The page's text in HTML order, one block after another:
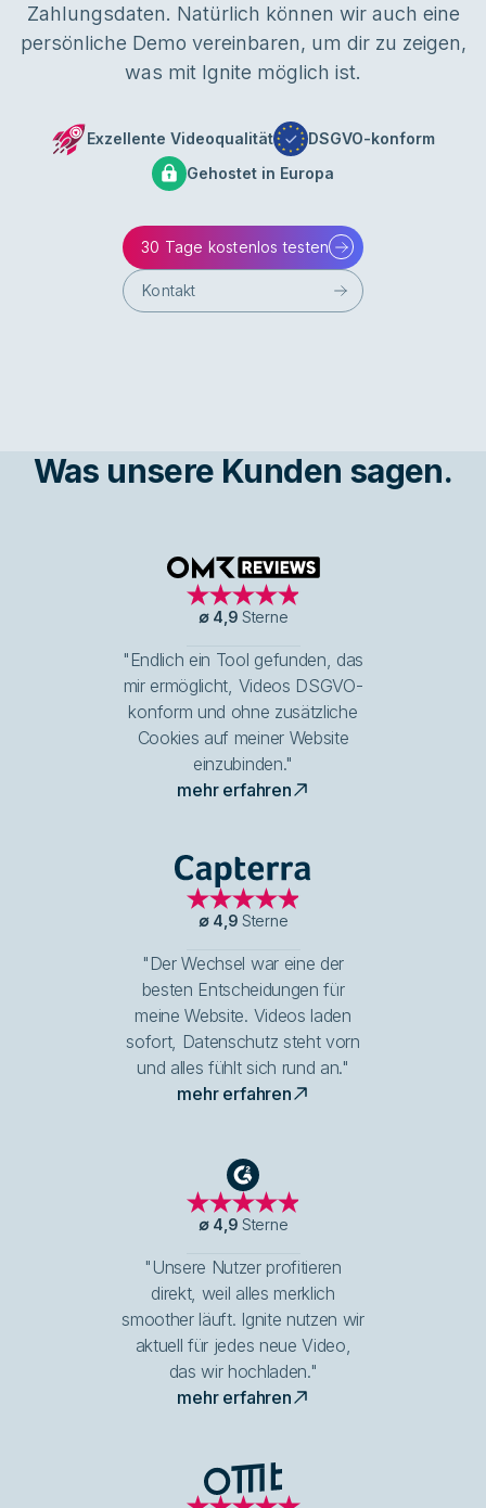
Zahlungsdaten. Natürlich können wir auch eine
persönliche Demo vereinbaren, um dir zu zeigen,
was mit Ignite möglich ist.
Exzellente Videoqualität
DSGVO-konform
Gehostet in Europa
30 Tage kostenlos testen
Kontakt
Was unsere Kunden sagen.
OMR Reviews
∅ 4,9 Sterne
"Endlich ein Tool gefunden, das
mir ermöglicht, Videos DSGVO-
konform und ohne zusätzliche
Cookies auf meiner Website
einzubinden."
mehr erfahren
Capterra
∅ 4,9 Sterne
"Der Wechsel war eine der
besten Entscheidungen für
meine Website. Videos laden
sofort, Datenschutz steht vorn
und alles fühlt sich rund an."
mehr erfahren
G2
∅ 4,9 Sterne
"Unsere Nutzer profitieren
direkt, weil alles merklich
smoother läuft. Ignite nutzen wir
aktuell für jedes neue Video,
das wir hochladen."
mehr erfahren
OMT Logo